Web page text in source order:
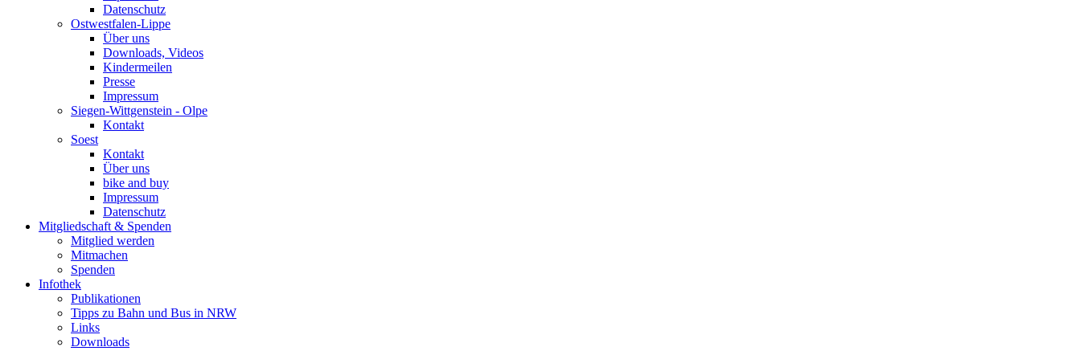
Datenschutz
Ostwestfalen-Lippe
Über uns
Downloads, Videos
Kindermeilen
Presse
Impressum
Siegen-Wittgenstein - Olpe
Kontakt
Soest
Kontakt
Über uns
bike and buy
Impressum
Datenschutz
Mitgliedschaft & Spenden
Mitglied werden
Mitmachen
Spenden
Infothek
Publikationen
Tipps zu Bahn und Bus in NRW
Links
Downloads